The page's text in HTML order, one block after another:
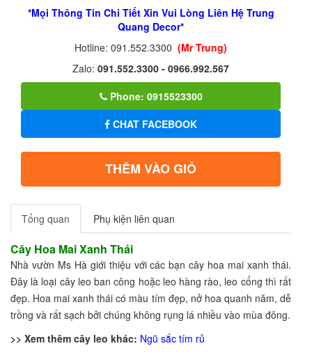
*Mọi Thông Tin Chi Tiết Xin Vui Lòng Liên Hệ Trung
Quang Decor*
Hotline: 091.552.3300 (Mr Trung)
Zalo: 091.552.3300 - 0966.992.567
Phone: 0915523300
CHAT FACEBOOK
THÊM VÀO GIỎ
Tổng quan Phụ kiện liên quan
Cây Hoa Mai Xanh Thái
Nhà vườn Ms Hà giới thiệu với các bạn cây hoa mai xanh thái.
Đây là loại cây leo ban công hoặc leo hàng rào, leo cổng thì rất
đẹp. Hoa mai xanh thái có màu tím đẹp, nở hoa quanh năm, dễ
trồng và rất sạch bởi chúng không rụng lá nhiều vào mùa đông.
>> Xem thêm cây leo khác: Ngũ sắc tím rủ